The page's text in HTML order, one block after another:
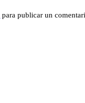
para publicar un